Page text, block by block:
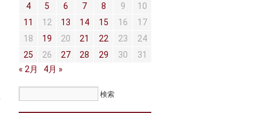
4
5 6 7 8 9
10
11
12 13 14 15 16
17
18
19 20 21 22 23
24
25
26 27 28 29 30
31
« 2月
4月 »